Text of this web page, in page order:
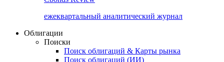
Cbonds Review
ежеквартальный аналитический журнал